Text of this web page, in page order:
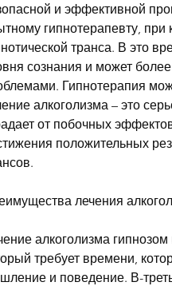
и эффективной
гипнотерапевту, при
транса. В это
сознания и может
Гипнотерапия
алкоголизма – это
от побочных
положительных
лечения
алкоголизма
требует времени,
и поведение. В-